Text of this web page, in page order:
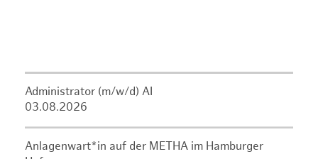
Administrator (m/w/d) AI
03.08.2026
Anlagenwart*in auf der METHA im Hamburger